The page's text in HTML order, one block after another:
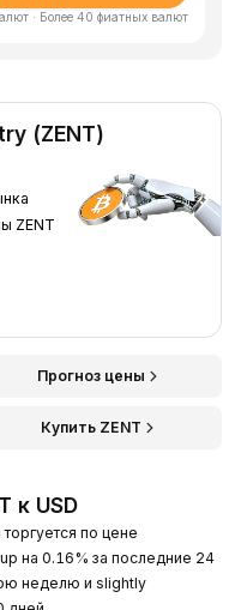
· Более 40 фиатных валют
(ZENT)
ZENT
Прогноз цены
Купить ZENT
к USD
по цене
на 0.16% за последние 24
неделю и slightly